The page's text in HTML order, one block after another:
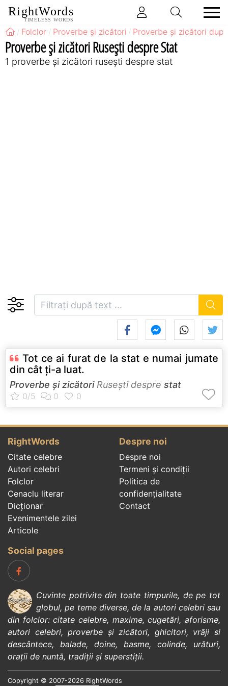
RightWords
TIMELESS WORDS
Folclor Proverbe și zicători Proverbe și zicători
Proverbe și zicători Ruseşti despre Stat
1 proverbe și zicători ruseşti despre stat
Tot ce ai furat de la stat e numai jumate
din cât ţi-a luat.
Proverbe și zicătoriRuseşti despre stat
RightWords
Citate celebre
Autori celebri
Folclor
Cenaclu literar
Dicționar
Evenimentele zilei
Articole
Despre noi
Despre noi
Termeni și condiții
Politica de
confidenţialitate
Contact
Social pages
Cuvinte potrivite din toate timpurile, de pe tot
globul, pe teme diverse, de la autori celebrisau
din folclor:citate celebre, maxime,cugetări,aforisme,
autori celebri,proverbe și zicători, ghicitori, vrăji si
descântece, balade, doine, basme, colinde, urături,
orații de nuntă, tradiții și superstiții.
Copyright © 2007-2026 RightWords